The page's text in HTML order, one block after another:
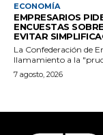
ECONOMÍA
EMPRESARIOS
ENCUESTAS
EVITAR
La Confederación de
llamamiento a la
7 agosto, 2026